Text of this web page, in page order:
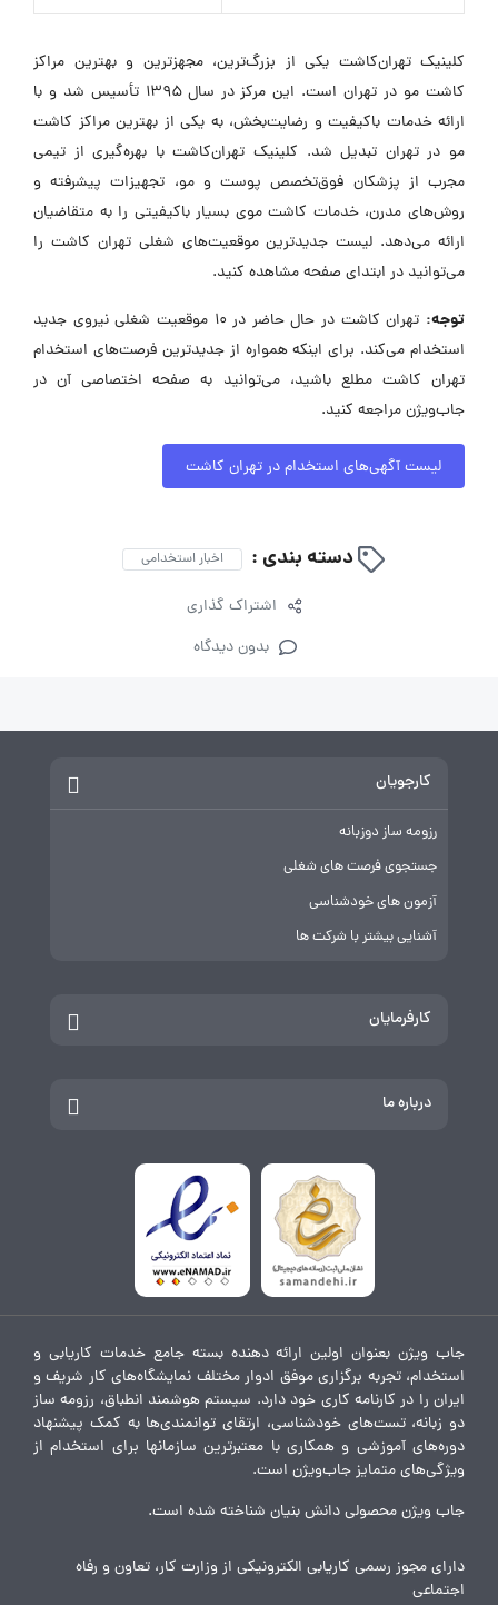
کلینیک تهران‌کاشت یکی از بزرگ‌ترین، مجهزترین و بهترین مراکز
کاشت مو در تهران است. این مرکز در سال ۱۳۹۵ تأسیس شد و با
ارائه خدمات باکیفیت و رضایت‌بخش، به یکی از بهترین مراکز کاشت
مو در تهران تبدیل شد. کلینیک تهران‌کاشت با بهره‌گیری از تیمی
مجرب از پزشکان فوق‌تخصص پوست و مو، تجهیزات پیشرفته و
روش‌های مدرن، خدمات کاشت موی بسیار باکیفیتی را به متقاضیان
ارائه می‌دهد. لیست جدیدترین موقعیت‌های شغلی تهران کاشت را
می‌توانید در ابتدای صفحه مشاهده کنید.
توجه:
تهران کاشت در حال حاضر در ۱۰ موقعیت شغلی نیروی جدید
استخدام می‌کند. برای اینکه همواره از جدیدترین فرصت‌های استخدام
تهران کاشت مطلع باشید، می‌توانید به صفحه اختصاصی آن در
جاب‌ویژن مراجعه کنید.
لیست آگهی‌های استخدام در تهران کاشت
دسته بندی : اخبار استخدامی
اشتراک گذاری
بدون دیدگاه
کارجویان
رزومه ساز دوزبانه
جستجوی فرصت های شغلی
آزمون های خودشناسی
آشنایی بیشتر با شرکت ها
کارفرمایان
درباره ما
جاب ویژن بعنوان اولین ارائه دهنده بسته جامع خدمات کاریابی و
استخدام، تجربه برگزاری موفق ادوار مختلف نمایشگاه‌های کار شریف و
ایران را در کارنامه کاری خود دارد. سیستم هوشمند انطباق، رزومه ساز
دو زبانه، تست‌های خودشناسی، ارتقای توانمندی‌ها به کمک پیشنهاد
دوره‌های آموزشی و همکاری با معتبرترین سازمانها برای استخدام از
ویژگی‌های متمایز جاب‌ویژن است.
جاب ویژن محصولی دانش بنیان شناخته شده است.
دارای مجوز رسمی کاریابی الکترونیکی از وزارت کار، تعاون و رفاه
اجتماعی